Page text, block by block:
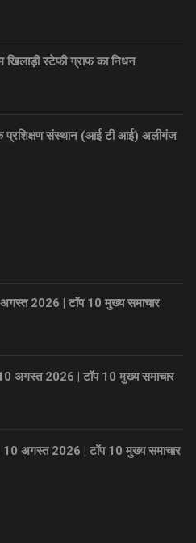
खिलाड़ी स्टेफी ग्राफ का निधन
प्रशिक्षण संस्थान (आई टी आई) अलीगंज
2026 | टॉप 10 मुख्य समाचार
अगस्त 2026 | टॉप 10 मुख्य समाचार
अगस्त 2026 | टॉप 10 मुख्य समाचार